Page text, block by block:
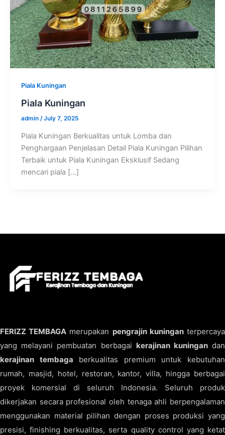
Piala Kuningan
Piala Kuningan
admin /July 7, 2025
Piala Kuningan Berkualitas untuk Lomba dan
Penghargaan Penjelasan Detail Piala Kuningan Pilihan
Terbaik untuk Piala Kuningan Eksklusif Sedang
mencari piala […]
FERIZZ TEMBAGA merupakan pengrajin kuninganterpercaya
yang melayani pembuatan berbagai kerajinan kuningandan
kerajinan tembaga berkualitas premium untuk kebutuhan
rumah, masjid, hotel, restoran, kantor, villa, hingga berbagai
proyek komersial di seluruh Indonesia. Seluruh produk
dikerjakan secara profesional oleh tenaga ahli berpengalaman
menggunakan material pilihan dengan proses produksi yang
presisi, finishing berkualitas, serta quality control yang ketat